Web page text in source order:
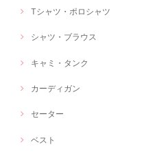
Tシャツ・ポロシャツ
シャツ・ブラウス
キャミ・タンク
カーディガン
セーター
ベスト